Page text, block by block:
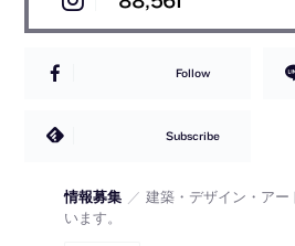
Follow
Subscribe
情報募集 ／ 建築・デザイン・ア
います。